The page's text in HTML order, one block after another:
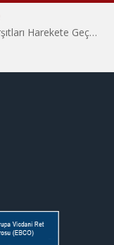
Hiroşima’nın 81. Yılında İtalyan Savaş Karşıtları Harekete Geçti: “Hatırlamak yeterli değil”